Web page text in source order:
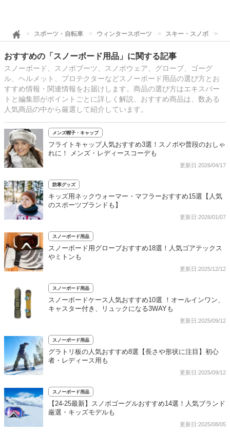
スポーツ・自転車 ウィンタースポーツ スキー・スノボ
おすすめの「スノーボード用品」に関する記事
スノーボード、スノボブーツ、スノボウェア、グローブ、ゴーグ
ル、ヘルメット、プロテクターなどスノーボード用品の選び方とお
すすめ情報・関連情報をお届けします。商品の選び方はエキスパー
トと編集部がポイントごとに詳しく解説、おすすめ商品は、数ある
人気商品の中から厳選して紹介しています。
メンズ帽子・キャップ
フライトキャップ人気おすすめ3選！スノボや普段のおしゃ
れに！ メンズ・レディースコーデも
更新日:2026/04/17
防寒グッズ
キッズ用ネックウォーマー・マフラーおすすめ15選【人気
のスポーツブランドも】
更新日:2026/01/07
スノーボード用品
スノーボード用グローブおすすめ18選！人気ゴアテックス
やミトンも
更新日:2025/12/12
スノーボード用品
スノーボードケース人気おすすめ10選 ！オールインワン、
キャスター付き、リュックになる3WAYも
更新日:2025/09/12
スノーボード用品
グラトリ板の人気おすすめ8選【長さや形状に注目】初心
者・レディース用も
更新日:2025/09/12
スノーボード用品
【24-25最新】スノボゴーグルおすすめ14選！人気ブランド
厳選・キッズモデルも
更新日:2025/08/05